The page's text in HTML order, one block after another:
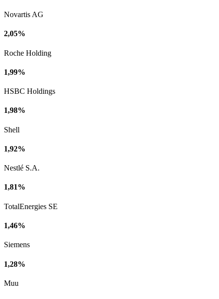
Novartis AG
2,05%
Roche Holding
1,99%
HSBC Holdings
1,98%
Shell
1,92%
Nestlé S.A.
1,81%
TotalEnergies SE
1,46%
Siemens
1,28%
Muu